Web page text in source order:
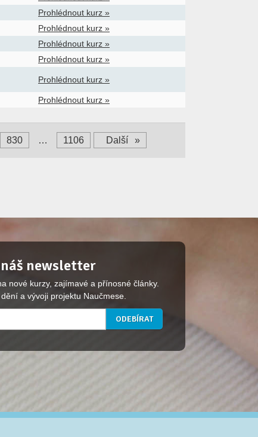
Prohlédnout kurz »
Prohlédnout kurz »
Prohlédnout kurz »
Prohlédnout kurz »
Prohlédnout kurz »
Prohlédnout kurz »
830 … 1106 Další »
newsletter
nové kurzy, zajímavé a přínosné články.
a vývoji projektu Naučmese.